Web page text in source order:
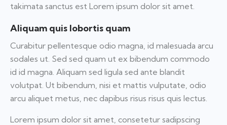
takimata sanctus est Lorem ipsum dolor sit amet.
Aliquam quis lobortis quam
Curabitur pellentesque odio magna, id malesuada arcu
sodales ut. Sed sed quam ut ex bibendum commodo
id id magna. Aliquam sed ligula sed ante blandit
volutpat. Ut bibendum, nisi et mattis vulputate, odio
arcu aliquet metus, nec dapibus risus risus quis lectus.
Lorem ipsum dolor sit amet, consetetur sadipscing